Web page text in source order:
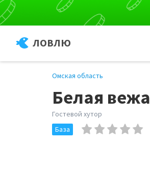
ЛОВЛЮ
Омская область
Белая вежа
Гостевой хутор
База